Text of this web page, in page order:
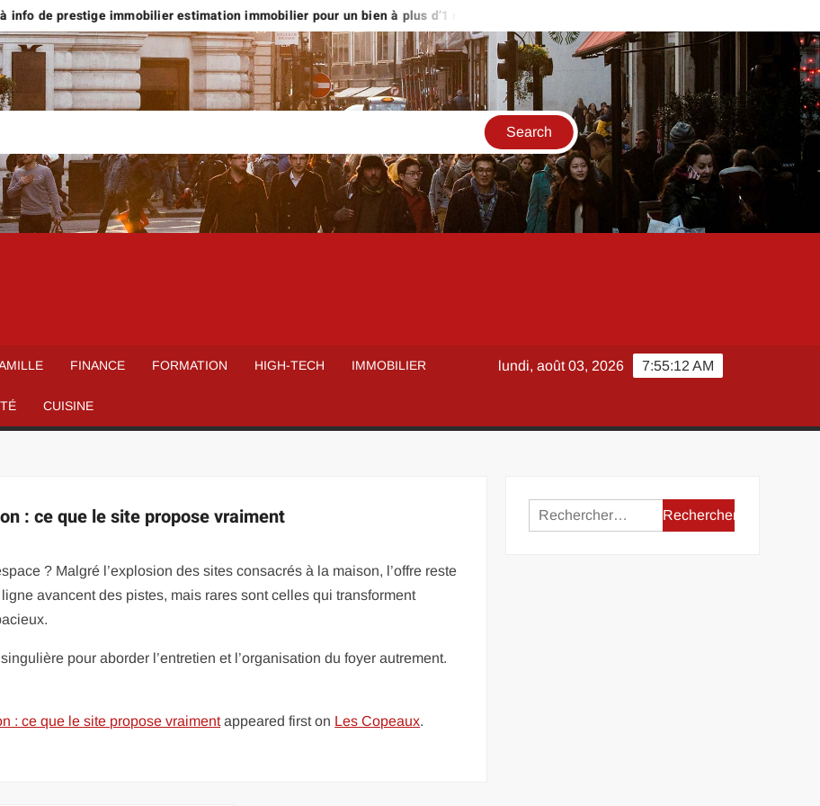
de prestige immobilier estimation immobilier pour un bien à plus d’1 million d’euros ?
FINANCE FORMATION HIGH-TECH IMMOBILIER
CUISINE
7:55:12 AM
lundi, août 03, 2026
: ce que le site propose vraiment
? Malgré l’explosion des sites consacrés à la maison, l’offre reste
avancent des pistes, mais rares sont celles qui transforment
pour aborder l’entretien et l’organisation du foyer autrement.
: ce que le site propose vraimentappeared first on Les Copeaux.
Rechercher :